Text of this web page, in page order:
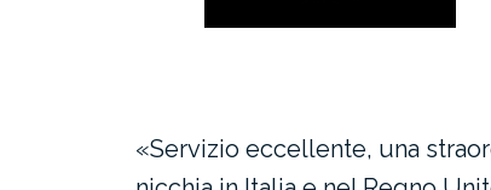
«Servizio eccellente, una